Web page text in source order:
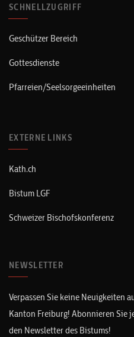
SCHNELLZUGRIFF
Geschützer Bereich
Gottesdienste
Pfarreien/Seelsorgeeinheiten
EXTERNE LINKS
Kath.ch
Bistum LGF
Schweizer Bischofskonferenz
NEWSLETTER
Verpassen Sie keine Neuigkeiten
Kanton Freiburg! Abonnieren
den Newsletter des Bistums!